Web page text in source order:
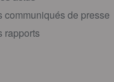
communiqués de presse
rapports